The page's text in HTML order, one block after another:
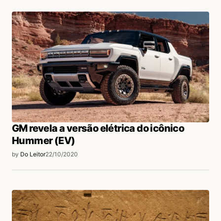
Acesse para responder
sol
25/04/2021 às 1:40 PM
eu não tinha baixado pela loja e
mesmo assim o meu constou como se
fosse pela loja,,, tenta encontrar:
Acesse para responder
30/12/2020 às 2:28 PM
virei um ex-usuario do spotify também por
causa disso. Só de pensar em usar o web
GM revela a versão elétrica do icônico
Hummer (EV)
by Do Leitor22/10/2020